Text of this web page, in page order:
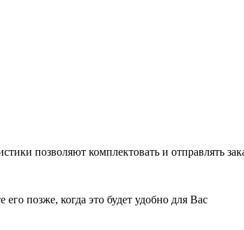
позволяют комплектовать и отправлять
позже, когда это будет удобно для Вас